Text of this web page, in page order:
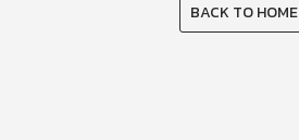
BACK TO HOME